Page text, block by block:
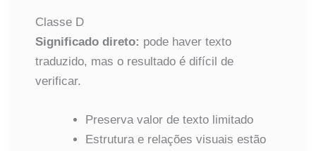
Classe D
Significado direto: pode haver texto
traduzido, mas o resultado é difícil de
verificar.
Preserva valor de texto limitado
Estrutura e relações visuais estão